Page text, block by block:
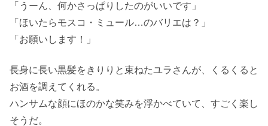
「うーん、何かさっぱりしたのがいいです」
「ほいたらモスコ・ミュール…のバリエは？」
「お願いします！」
長身に長い黒髪をきりりと束ねたユラさんが、くるくると
お酒を調えてくれる。
ハンサムな顔にほのかな笑みを浮かべていて、すごく楽し
そうだ。